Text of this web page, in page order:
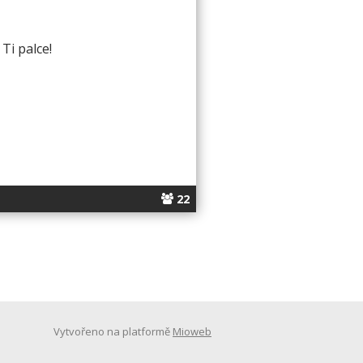
22
palce!
Vytvořeno na platformě Mioweb